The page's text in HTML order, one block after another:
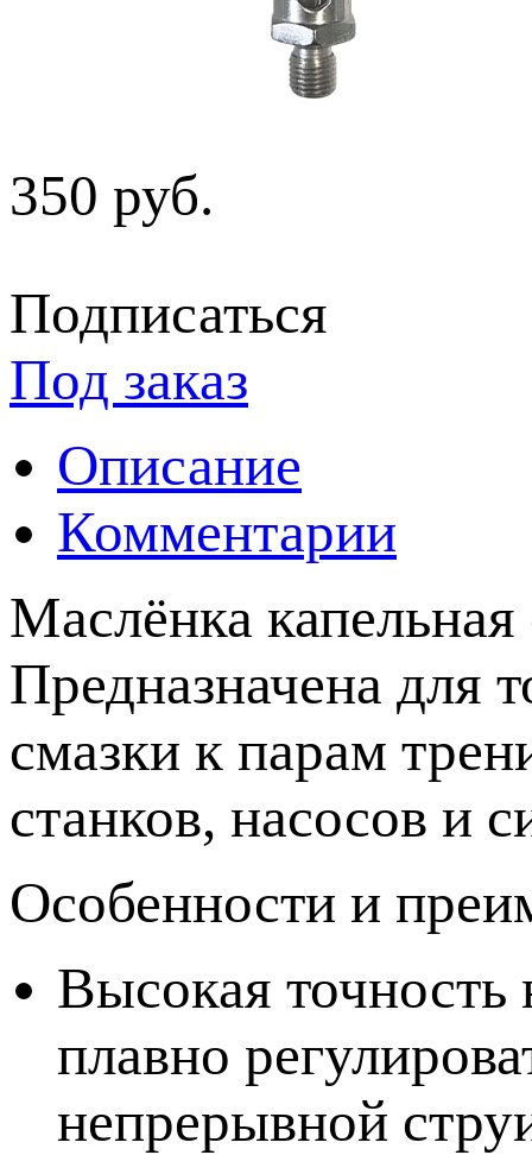
350 руб.
Подписаться
Под заказ
Описание
Комментарии
Маслёнка
Предназначена для
смазки к парам
станков, насосов и
Особенности и
Высокая точность
плавно
непрерывной